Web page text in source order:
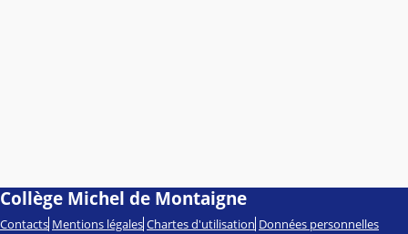
Collège Michel de Montaigne
Contacts Mentions légales Chartes d'utilisation Données personnelles